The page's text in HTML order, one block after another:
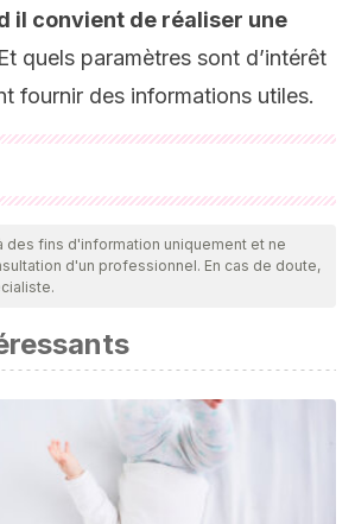
il convient de réaliser une
quels paramètres sont d’intérêt
fournir des informations utiles.
ont été examinées en profondeur
garantir leur qualité, leur fiabilité, leur
La bibliographie de cet article a été
Tomás JI. Protocolos de Endocrino-
[cited 2020 Apr 29]. Available from:
documents/0000/0179/
y el distrés del niño ante la
des fins d'information uniquement et ne
d'un professionnel. En cas de doute,